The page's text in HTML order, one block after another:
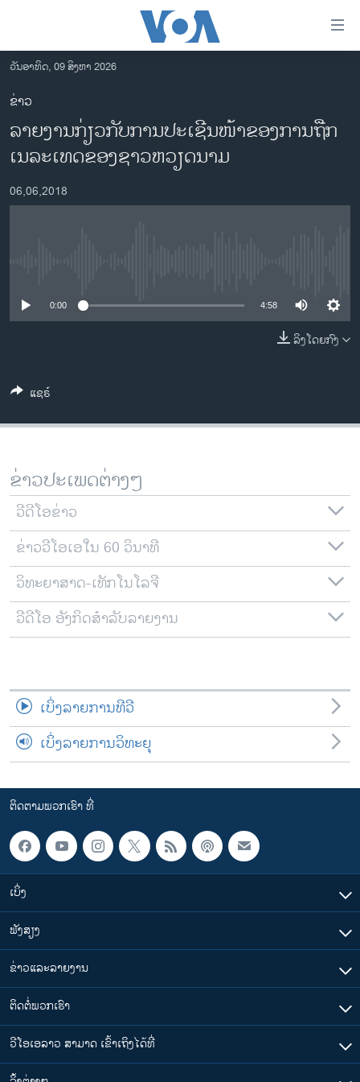
ເຂົ້າ
ຫາ
ຂ້າມ
ຂ້າມ
ຂ້າມ
ໄປ
ຫາ
ຊອກ
ອາເມຣິກາ
ການເລືອກຕັ້ງ ປະທານາທີບໍດີ ສະຫະລັດ 2024
ຂ່າວ​ຈີນ
ຊີວິດຊາວລາວ
ທຸລະກິດ
ພາສາອັງກິດ
ສຽງ
ລາຍການກະຈາຍສຽງ
ລາຍງານ
ຕິດຕາມພວກເຮົາ ທີ່
ພາສາຕ່າງໆ
ວັນອາທິດ, 09 ສິງຫາ 2026
ຂ່າວ
ລາຍງານກ່ຽວກັບການປະເຊີນໜ້າຂອງການຖືກ
ເນລະເທດຂອງຊາວຫວຽດນາມ
06,06,2018
0:00 4:58
ລິງໂດຍກົງ
ແຊຣ໌
ຂ່າວປະເພດຕ່າງໆ
ວີດີໂອຂ່າວ
ຂ່າວວີໂອເອໃນ 60 ວິນາທີ
ວິທະຍາສາດ-ເທັກໂນໂລຈີ
ວີດີໂອ ອັງກິດສຳລັບລາຍງານ
ເບິ່ງລາຍການທີວີ
ເບິ່ງລາຍການວິທະຍຸ
ຕິດຕາມພວກເຮົາ ທີ່
ເບິ່ງ
ຟັງສຽງ
ຂ່າວແລະລາຍງານ
ຕິດຕໍ່ພວກເຮົາ
ວີໂອເອລາວ ສາມາດ ເຂົ້າເຖິງໄດ້ທີ່